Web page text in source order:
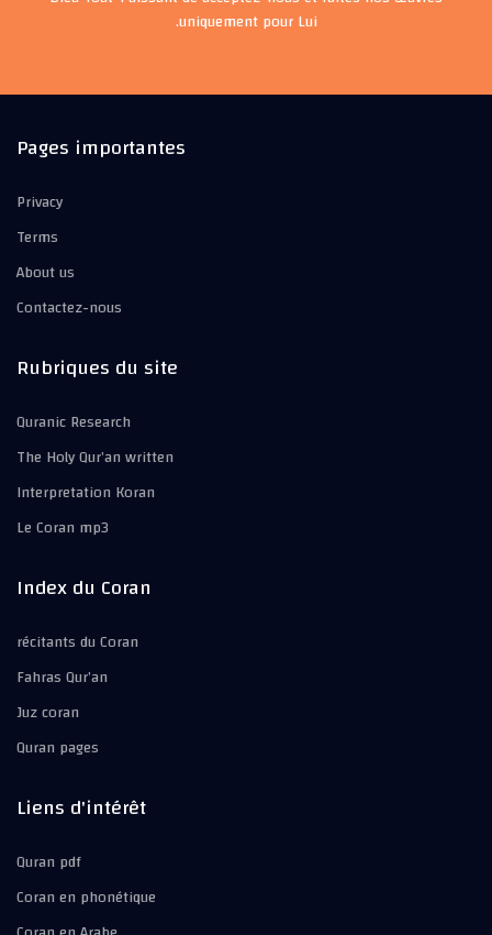
uniquement pour Lui.
Pages importantes
Privacy
Terms
About us
Contactez-nous
Rubriques du site
Quranic Research
The Holy Qur’an written
Interpretation Koran
Le Coran mp3
Index du Coran
récitants du Coran
Fahras Qur’an
Juz coran
Quran pages
Liens d'intérêt
Quran pdf
Coran en phonétique